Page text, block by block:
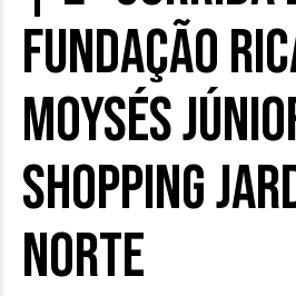
Fundação
Moysés
Shopping
Norte